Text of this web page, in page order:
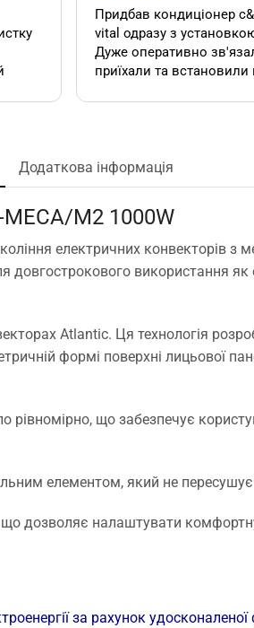
Придбав кондиціонер
vital одразу з
Дуже оперативно зв'язалися,
приїхали та встановили
пропозиція, акційної
установки за умови
саме в цьому магазині.
ж по факту стандартна
установка в стандартній
панельній 12 поверхів ці
магазинах. Тому
тільки оперативність, і
встановлення.
Додаткова інформація
M2 1000W
електричних конвекторів
довгострокового використання
Atlantic. Ця технологія
формі поверхні лицьової
що забезпечує
елементом, який не пересушує
дозволяє налаштувати
за рахунок